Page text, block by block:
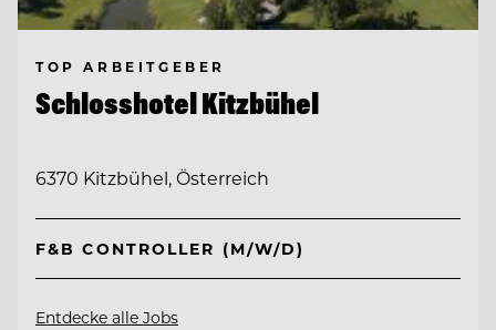
TOP ARBEITGEBER
Schlosshotel Kitzbühel
6370 Kitzbühel, Österreich
F&B CONTROLLER (M/W/D)
Entdecke alle Jobs